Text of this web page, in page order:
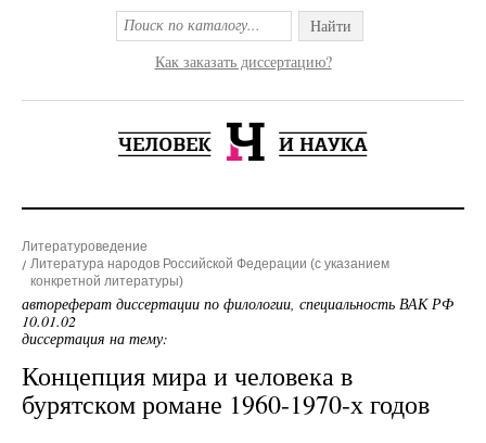
Найти
Как заказать диссертацию?
Литературоведение
Литература народов Российской Федерации (с указанием
конкретной литературы)
автореферат диссертации по филологии, специальность ВАК РФ
10.01.02
диссертация на тему:
Концепция мира и человека в
бурятском романе 1960-1970-х годов